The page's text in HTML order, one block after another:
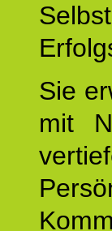
Sie
mit